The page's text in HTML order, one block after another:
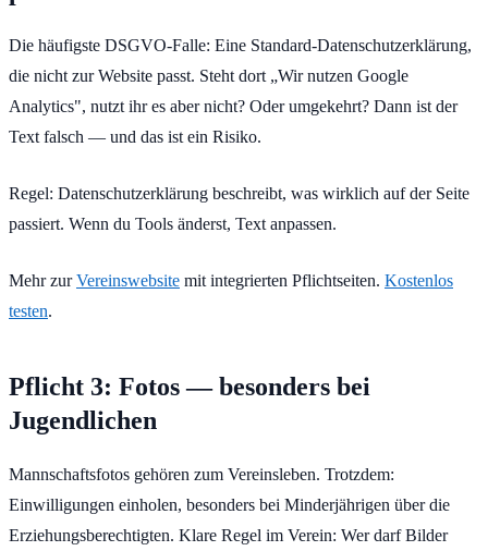
Die häufigste DSGVO-Falle: Eine Standard-Datenschutzerklärung,
die nicht zur Website passt. Steht dort „Wir nutzen Google
Analytics", nutzt ihr es aber nicht? Oder umgekehrt? Dann ist der
Text falsch — und das ist ein Risiko.
Regel: Datenschutzerklärung beschreibt, was wirklich auf der Seite
passiert. Wenn du Tools änderst, Text anpassen.
Mehr zurVereinswebsite mit integrierten Pflichtseiten. Kostenlos
testen.
Pflicht 3: Fotos — besonders bei
Jugendlichen
Mannschaftsfotos gehören zum Vereinsleben. Trotzdem:
Einwilligungen einholen, besonders bei Minderjährigen über die
Erziehungsberechtigten. Klare Regel im Verein: Wer darf Bilder